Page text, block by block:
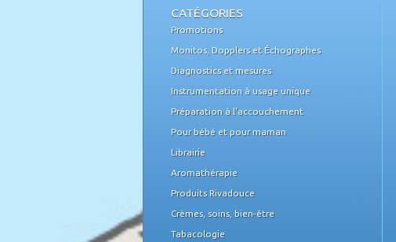
CATÉGORIES
Promotions
Monitos, Dopplers et Échographes
Diagnostics et mesures
Instrumentation à usage unique
Préparation à l'accouchement
Pour bébé et pour maman
Librairie
Aromathérapie
Produits Rivadouce
Crèmes, soins, bien-être
Tabacologie